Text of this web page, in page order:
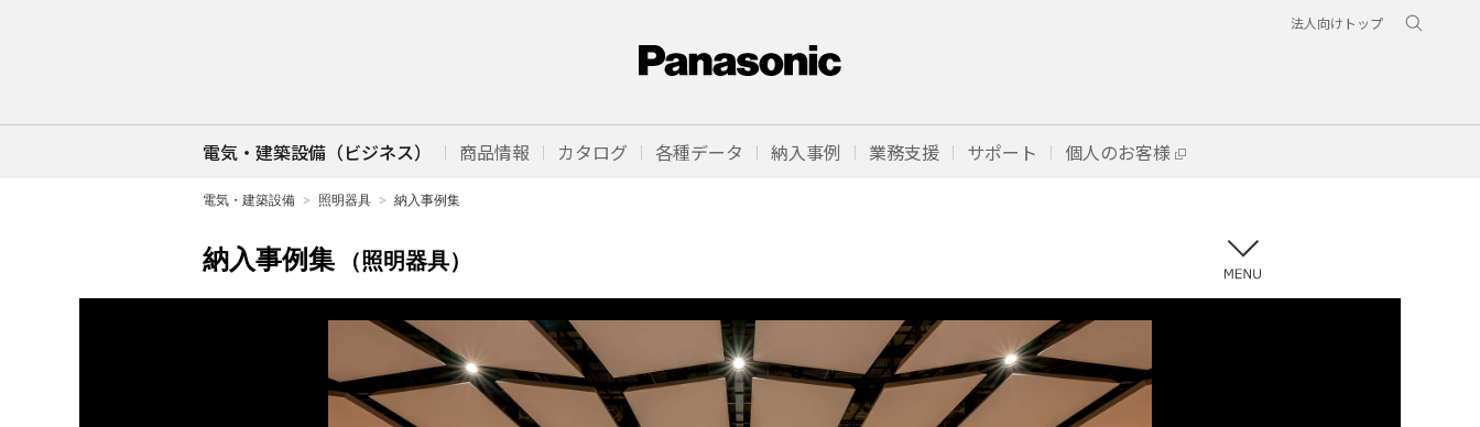
法人向けトップ
電気・建築設備（ビジネス） 商品情報 カタログ 各種データ 納入事例 業務支援 サポート 個人のお客様
電気・建築設備 照明器具 納入事例集
納入事例集 （照明器具）